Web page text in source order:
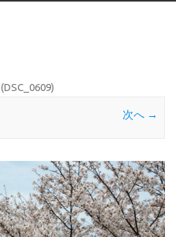
(DSC_0609)
次へ →